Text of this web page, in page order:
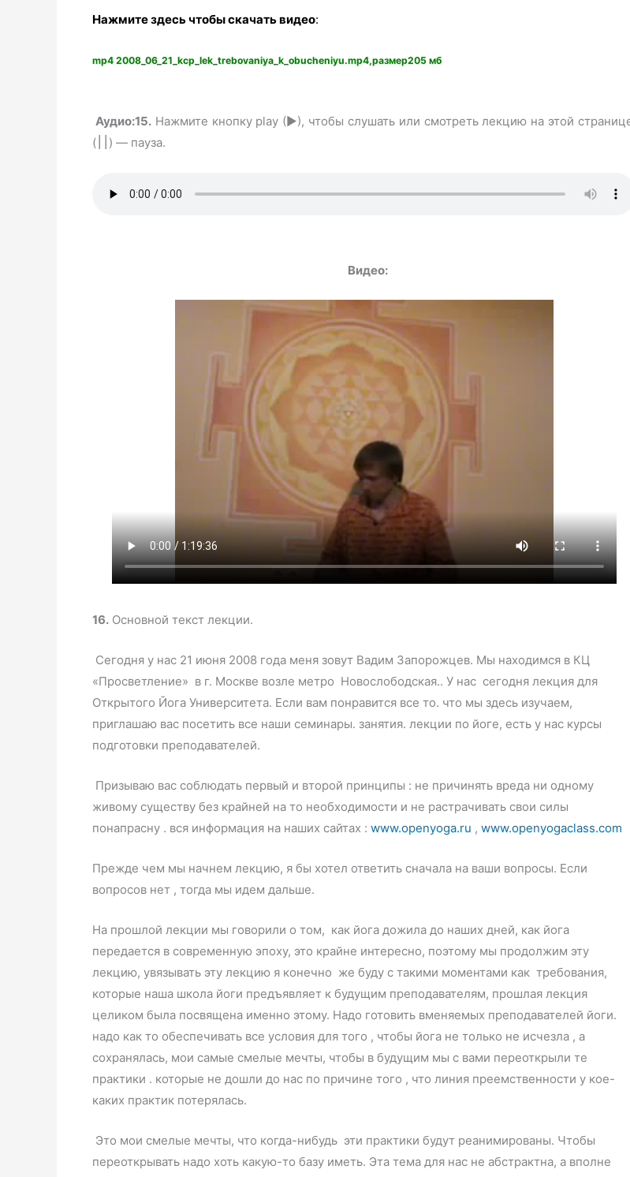
Нажмите здесь чтобы скачать видео:
mp4 2008_06_21_kcp_lek_trebovaniya_k_obucheniyu.mp4,размер205 мб
Аудио:15.Нажмите кнопку play (►), чтобы слушать или смотреть лекцию на этой
(
) — пауза.
Видео:
16. Основной текст лекции.
Сегодня у нас 21 июня 2008 года меня зовут Вадим Запорожцев. Мы находимся в КЦ
«Просветление» в г. Москве возле метро Новослободская.. У нас сегодня лекция для
Открытого Йога Университета. Если вам понравится все то. что мы здесь изучаем,
приглашаю вас посетить все наши семинары. занятия. лекции по йоге, есть у нас курсы
подготовки преподавателей.
Призываю вас соблюдать первый и второй принципы : не причинять вреда ни одному
живому существу без крайней на то необходимости и не растрачивать свои силы
понапрасну . вся информация на наших сайтах : www.openyoga.ru , www.openyogaclass.com
Прежде чем мы начнем лекцию, я бы хотел ответить сначала на ваши вопросы. Если
вопросов нет , тогда мы идем дальше.
На прошлой лекции мы говорили о том, как йога дожила до наших дней, как йога
передается в современную эпоху, это крайне интересно, поэтому мы продолжим эту
лекцию, увязывать эту лекцию я конечно же буду с такими моментами как требования,
которые наша школа йоги предъявляет к будущим преподавателям, прошлая лекция
целиком была посвящена именно этому. Надо готовить вменяемых преподавателей йоги.
надо как то обеспечивать все условия для того , чтобы йога не только не исчезла , а
сохранялась, мои самые смелые мечты, чтобы в будущим мы с вами переоткрыли те
практики . которые не дошли до нас по причине того , что линия преемственности у кое-
каких практик потерялась.
Это мои смелые мечты, что когда-нибудь эти практики будут реанимированы. Чтобы
переоткрывать надо хоть какую-то базу иметь. Эта тема для нас не абстрактна, а вполне